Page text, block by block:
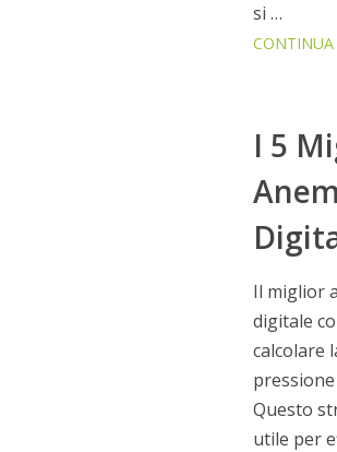
si …
CONTINUA
I 5
Il miglior
digitale
calcolare
Questo
utile per